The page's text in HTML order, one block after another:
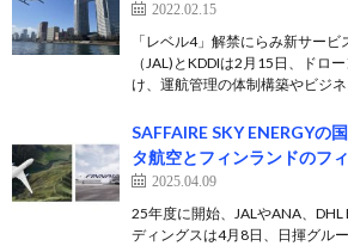
2022.02.15
「レベル4」解禁にらみ新サー
（JAL)とKDDIは2月15日、ドロ
け、運航管理の体制構築やビジ
SAFFAIRE SKY ENERGYの
タ航空とフィンランドのフ
2025.04.09
25年度に開始、JALやANA、
ディングスは4月8日、日揮グルー